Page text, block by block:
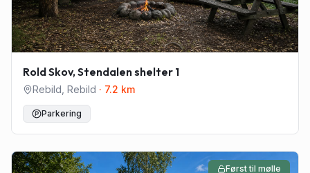
Rold Skov, Stendalen shelter 1
Rebild Rebild · 7.2 km
Parkering
Først til mølle